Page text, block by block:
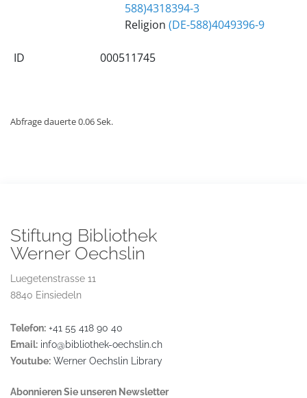
588)4318394-3
Religion (DE-588)4049396-9
ID 000511745
Abfrage dauerte 0.06 Sek.
Stiftung Bibliothek
Werner Oechslin
Luegetenstrasse 11
8840 Einsiedeln
Telefon: +41 55 418 90 40
Email: info@bibliothek-oechslin.ch
Youtube: Werner Oechslin Library
Abonnieren Sie unseren Newsletter